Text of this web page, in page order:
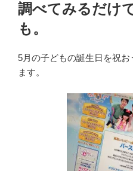
調べてみるだけ
も。
5月の子どもの誕生日を祝
ます。